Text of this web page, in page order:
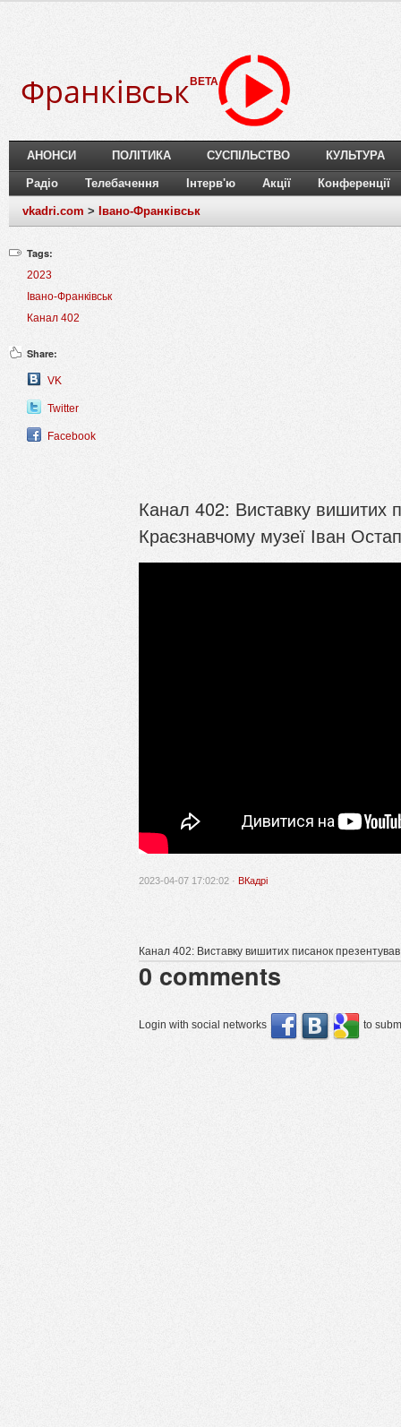
Франківськ BETA
АНОНСИ ПОЛІТИКА СУСПІЛЬСТВО КУЛЬТУРА
Радіо Телебачення Інтерв'ю Акції Конференції
vkadri.com > Івано-Франківськ
Tags:
2023
Івано-Франківськ
Канал 402
Share:
VK
Twitter
Facebook
Канал 402: Виставку вишитих
Краєзнавчому музеї Іван
2023-04-07 17:02:02 · ВКадрі
Канал 402: Виставку вишитих писанок
0 comments
Login with social networks to